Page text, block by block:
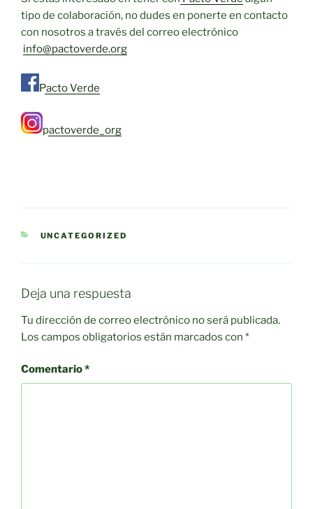
tipo de colaboración, no dudes en ponerte en contacto
con nosotros a través del correo electrónico
info@pactoverde.org
Pacto Verde
pactoverde_org
CATEGORÍAS
UNCATEGORIZED
Deja una respuesta
Tu dirección de correo electrónico no será publicada.
Los campos obligatorios están marcados con *
Comentario*